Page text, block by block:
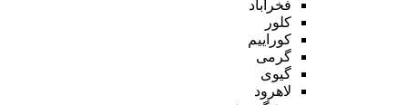
فخرآباد
کلور
کوراییم
گرمی
گیوی
لاهرود